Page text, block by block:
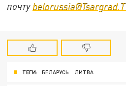
почту
ТЕГИ: БЕЛАРУСЬ ЛИТВА